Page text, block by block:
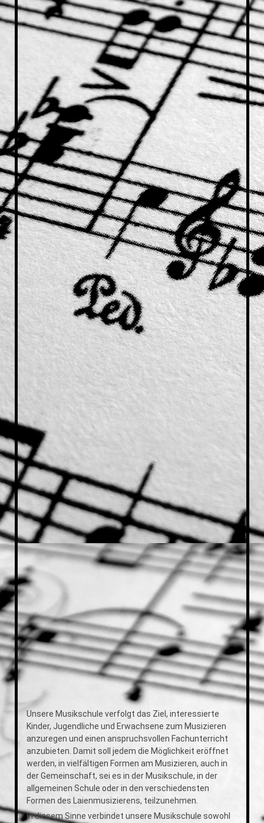
Unsere Musikschule verfolgt das Ziel, interessierte
Kinder, Jugendliche und Erwachsene zum Musizieren
anzuregen und einen anspruchsvollen Fachunterricht
anzubieten. Damit soll jedem die Möglichkeit eröffnet
werden, in vielfältigen Formen am Musizieren, auch in
der Gemeinschaft, sei es in der Musikschule, in der
allgemeinen Schule oder in den verschiedensten
Formen des Laienmusizierens, teilzunehmen.
In diesem Sinne verbindet unsere Musikschule sowohl